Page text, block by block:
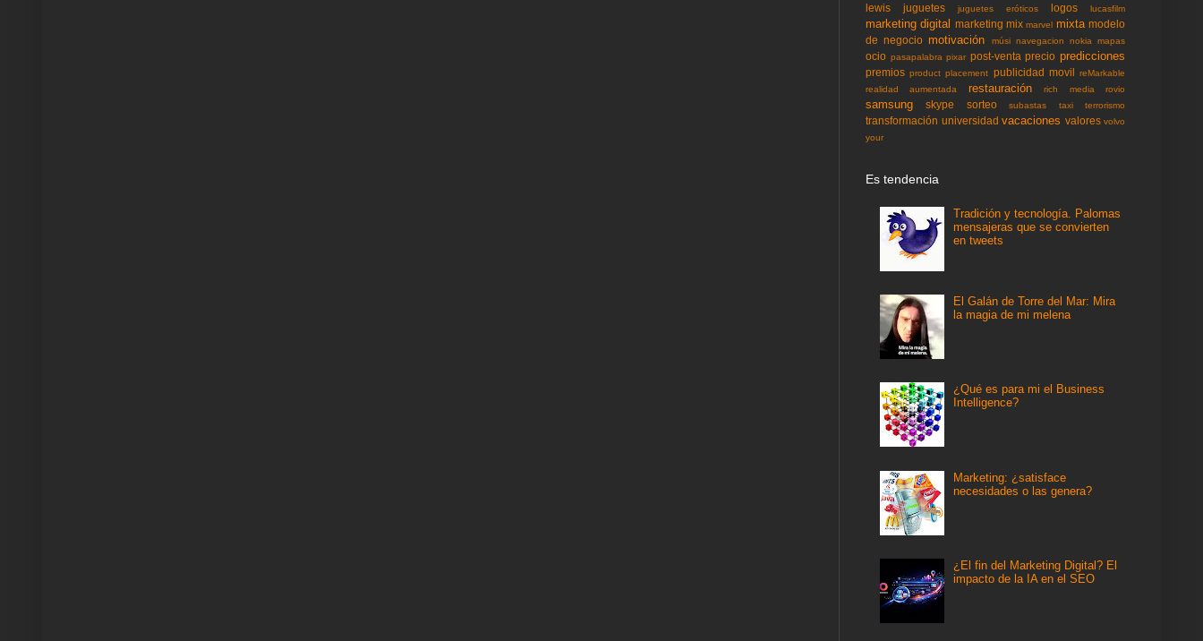
lewis
juguetes juguetes eróticos logos lucasfilm
marketing digital marketing mix marvel mixta modelo
de negocio motivación músi navegacion nokia mapas
ocio pasapalabra pixar post-venta precio predicciones
premios product placement publicidad movil reMarkable
realidad aumentada
restauración rich media rovio
samsung skype sorteo subastas taxi terrorismo
transformación universidad vacaciones valores volvo
your
Es tendencia
Tradición y tecnología. Palomas
mensajeras que se convierten
en tweets
El Galán de Torre del Mar: Mira
la magia de mi melena
¿Qué es para mi el Business
Intelligence?
Marketing: ¿satisface
necesidades o las genera?
¿El fin del Marketing Digital? El
impacto de la IA en el SEO